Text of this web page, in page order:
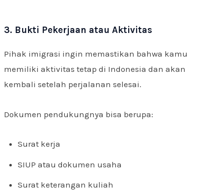
3. Bukti Pekerjaan atau Aktivitas
Pihak imigrasi ingin memastikan bahwa kamu
memiliki aktivitas tetap di Indonesia dan akan
kembali setelah perjalanan selesai.
Dokumen pendukungnya bisa berupa:
Surat kerja
SIUP atau dokumen usaha
Surat keterangan kuliah